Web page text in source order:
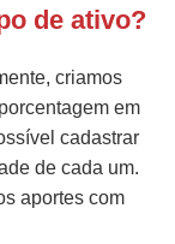
de ativo?
criamos
em
cadastrar
de cada um.
aportes com